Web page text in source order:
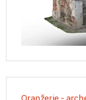
Oranžerie -